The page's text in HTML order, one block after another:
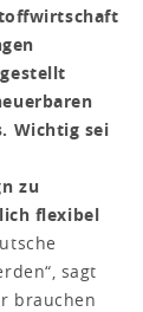
Wichtig sei
zu
flexibel
sagt
brauchen